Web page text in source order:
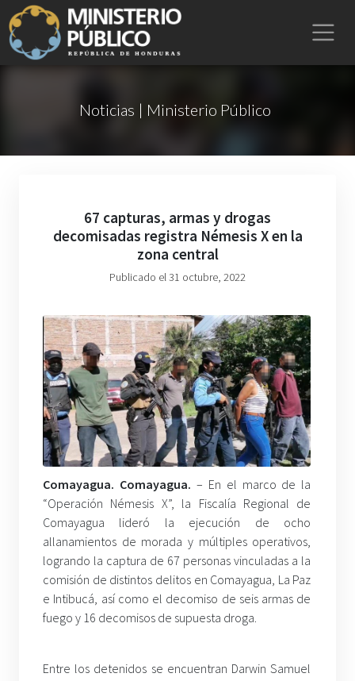
Noticias | Ministerio Público
67 capturas, armas y drogas
decomisadas registra Némesis X en la
zona central
Publicado el 31 octubre, 2022
Comayagua. Comayagua. – En el marco de la
“Operación Némesis X”, la Fiscalía Regional de
Comayagua lideró la ejecución de ocho
allanamientos de morada y múltiples operativos,
logrando la captura de 67 personas vinculadas a la
comisión de distintos delitos en Comayagua, La Paz
e Intibucá, así como el decomiso de seis armas de
fuego y 16 decomisos de supuesta droga.
Entre los detenidos se encuentran Darwin Samuel